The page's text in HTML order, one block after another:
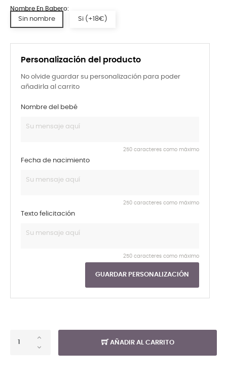
Personalización del producto
No olvide guardar su personalización para poder
añadirla al carrito
Nombre del bebé
250 caracteres como máximo
Fecha de nacimiento
250 caracteres como máximo
Texto felicitación
250 caracteres como máximo
GUARDAR PERSONALIZACIÓN
Nombre En Babero:
Sin nombre Si (+18€)
AÑADIR AL CARRITO